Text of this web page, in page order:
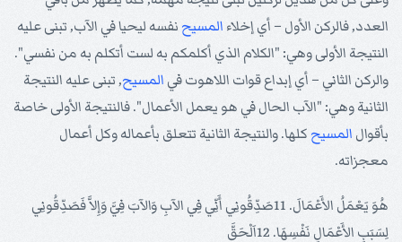
العدد, فالركن الأول – أي إخلاء المسيح نفسه ليحيا في الآب, تبنى عليه
النتيجة الأولى وهي: "الكلام الذي أكلمكم به لست أتكلم به من نفسي".
والركن الثاني – أي إبداع قوات اللاهوت في المسيح, تبنى عليه النتيجة
الثانية وهي: "الآب الحال في هو يعمل الأعمال". فالنتيجة الأولى خاصة
بأقوال المسيح كلها. والنتيجة الثانية تتعلق بأعماله وكل أعمال
معجزاته.
هُوَ يَعْمَلُ الأَعْمَالَ. 11صَدِّقُونِي أَنِّي فِي الآبِ وَالآبَ فِيَّ وَإِلاَّ فَصَدِّقُونِي
لِسَبَبِ الأَعْمَالِ نَفْسِهَا. 12اَلْحَقَّ